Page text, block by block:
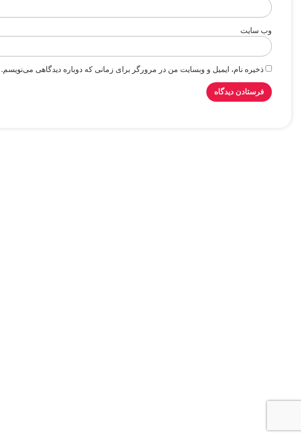
وب‌ سایت
ذخیره نام، ایمیل و وبسایت من در مرورگر برای زمانی که دوباره دیدگاهی می‌نویسم.